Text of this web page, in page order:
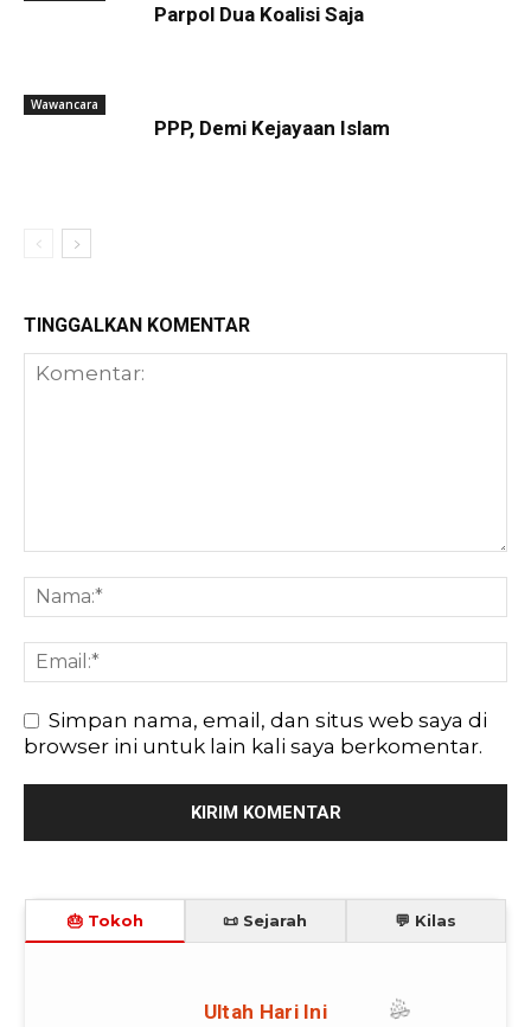
Parpol Dua Koalisi Saja
Wawancara
PPP, Demi Kejayaan Islam
TINGGALKAN KOMENTAR
Simpan nama, email, dan situs web saya di
browser ini untuk lain kali saya berkomentar.
🎂 Tokoh 📜 Sejarah 💬 Kilas
Ultah Hari Ini